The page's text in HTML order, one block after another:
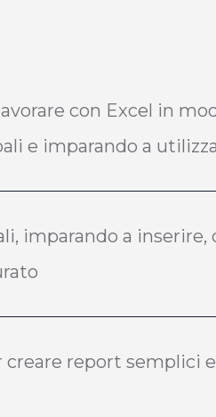
con Excel in
e imparando a
imparando a
report semplici